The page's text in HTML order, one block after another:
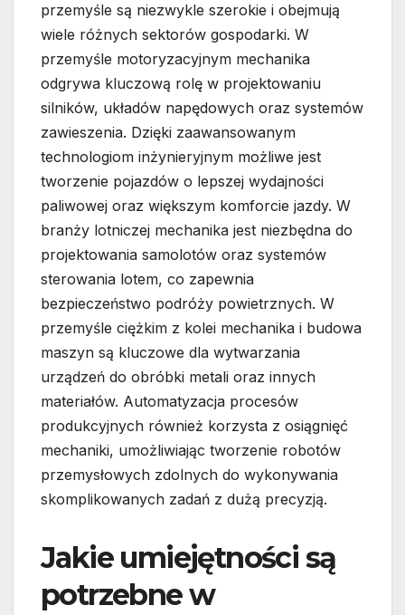
przemyśle są niezwykle szerokie i obejmują
wiele różnych sektorów gospodarki. W
przemyśle motoryzacyjnym mechanika
odgrywa kluczową rolę w projektowaniu
silników, układów napędowych oraz systemów
zawieszenia. Dzięki zaawansowanym
technologiom inżynieryjnym możliwe jest
tworzenie pojazdów o lepszej wydajności
paliwowej oraz większym komforcie jazdy. W
branży lotniczej mechanika jest niezbędna do
projektowania samolotów oraz systemów
sterowania lotem, co zapewnia
bezpieczeństwo podróży powietrznych. W
przemyśle ciężkim z kolei mechanika i budowa
maszyn są kluczowe dla wytwarzania
urządzeń do obróbki metali oraz innych
materiałów. Automatyzacja procesów
produkcyjnych również korzysta z osiągnięć
mechaniki, umożliwiając tworzenie robotów
przemysłowych zdolnych do wykonywania
skomplikowanych zadań z dużą precyzją.
Jakie umiejętności są
potrzebne w